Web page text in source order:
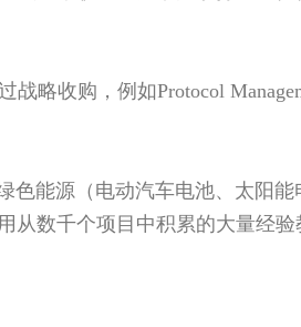
略收购，例如Protocol
色能源（电动汽车电池、太阳能
从数千个项目中积累的大量经验